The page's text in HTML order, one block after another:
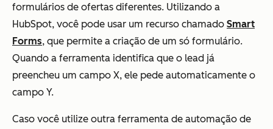
formulários de ofertas diferentes. Utilizando a
HubSpot, você pode usar um recurso chamado Smart
Forms, que permite a criação de um só formulário.
Quando a ferramenta identifica que o lead já
preencheu um campo X, ele pede automaticamente o
campo Y.
Caso você utilize outra ferramenta de automação de